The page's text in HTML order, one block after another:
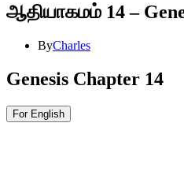
ஆதியாகமம் 14 –
ByCharles
Genesis Chapter 14
For English